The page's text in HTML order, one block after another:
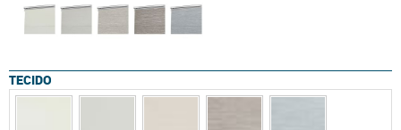
TECIDO